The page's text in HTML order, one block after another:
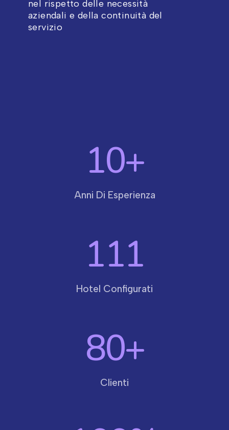
nel rispetto delle necessità
aziendali e della continuità del
servizio
10+
Anni Di Esperienza
111
Hotel Configurati
80+
Clienti